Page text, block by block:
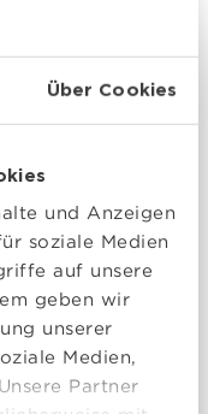
Über Cookies
und Anzeigen
soziale Medien
auf unsere
geben wir
unserer
Medien,
Partner
brauchen zu
Templates
du
schnelle,
deine
sofort
und